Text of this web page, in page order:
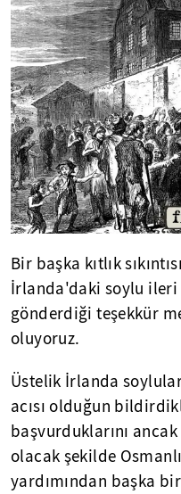
Bir başka kıtlık
İrlanda'daki soylu ileri
gönderdiği teşekkür
oluyoruz.
Üstelik İrlanda
acısı olduğun
başvurduklarını
olacak şekilde
yardımından başka